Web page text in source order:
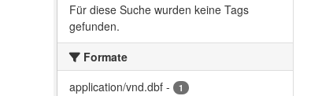
Für diese Suche wurden keine Tags
gefunden.
Formate
application/vnd.dbf - 1